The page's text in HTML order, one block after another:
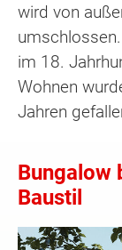
wird von
im 18.
Wohnen
Jahren
Bungalow
Baustil